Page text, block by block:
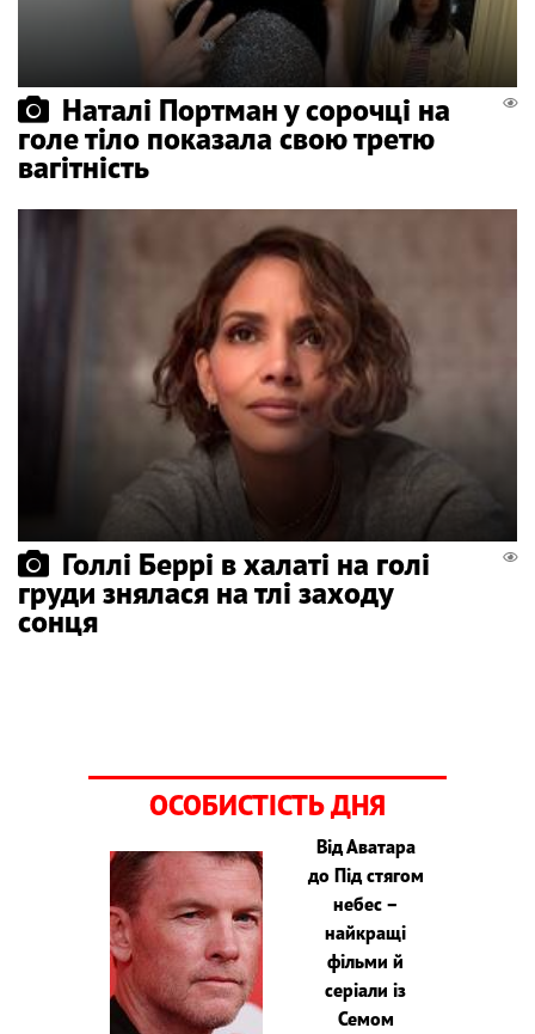
Наталі Портман у сорочці на
голе тіло показала свою третю
вагітність
Голлі Беррі в халаті на голі
груди знялася на тлі заходу
сонця
ОСОБИСТІСТЬ ДНЯ
Від Аватара
до Під стягом
небес –
найкращі
фільми й
серіали із
Семом